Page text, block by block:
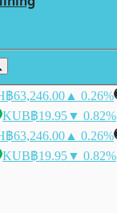
฿63,246.00 ▲ 0.26%
KUB฿19.95▼ 0.82%
฿63,246.00 ▲ 0.26%
KUB฿19.95▼ 0.82%